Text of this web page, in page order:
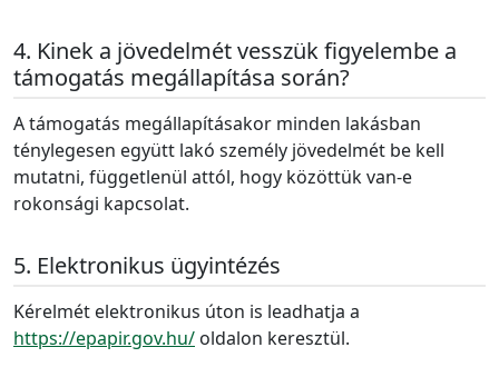
Kinek a jövedelmét vesszük figyelembe a
támogatás megállapítása során?
A támogatás megállapításakor minden lakásban
ténylegesen együtt lakó személy jövedelmét be kell
mutatni, függetlenül attól, hogy közöttük van-e
rokonsági kapcsolat.
Elektronikus ügyintézés
Kérelmét elektronikus úton is leadhatja a
https://epapir.gov.hu/ oldalon keresztül.